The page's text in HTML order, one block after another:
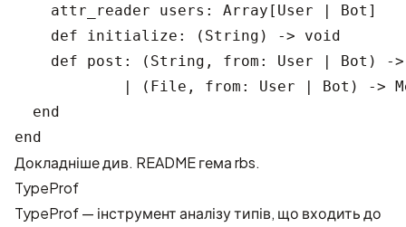
attr_reader users: Array[User | Bot]
    def initialize: (String) -> void
def post: (String, from: User | Bot)
| (File, from: User | Bot) ->
  end
Докладніше див. README гема rbs.
TypeProf
TypeProf — інструмент аналізу типів, що входить до